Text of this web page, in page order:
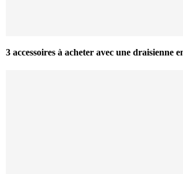
3 accessoires à acheter avec une draisienne